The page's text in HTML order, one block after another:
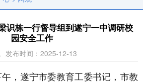
识栋一行督导组到遂宁一中调研校
园安全工作
发布时间：2025-12-13
，遂宁市委教育工委书记，市教